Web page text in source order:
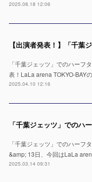
2025.08.18 12:06
「千葉ジェッツ」でのハーフ
表！LaLa arena TOKYO-BAY
2025.04.10 12:16
「千葉ジェッツ」でのハーフ
&amp; 13日、今回はLaLa
2025.03.14 09:31